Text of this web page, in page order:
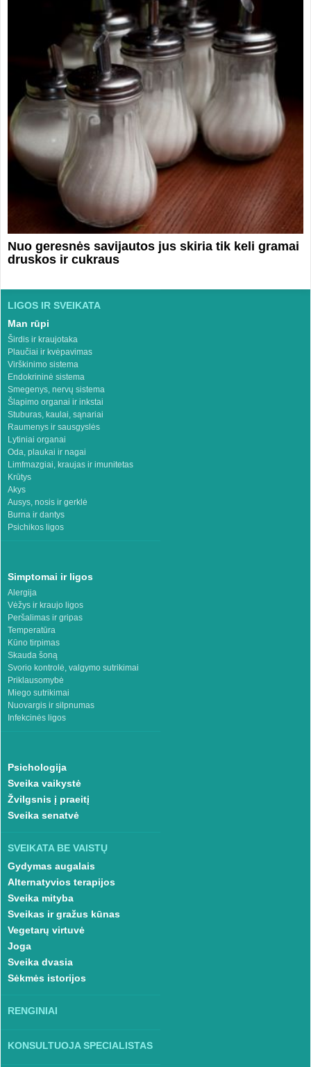
Nuo geresnės savijautos jus skiria tik keli gramai
druskos ir cukraus
LIGOS IR SVEIKATA
Man rūpi
Širdis ir kraujotaka
Plaučiai ir kvėpavimas
Virškinimo sistema
Endokrininė sistema
Smegenys, nervų sistema
Šlapimo organai ir inkstai
Stuburas, kaulai, sąnariai
Raumenys ir sausgyslės
Lytiniai organai
Oda, plaukai ir nagai
Limfmazgiai, kraujas ir imunitetas
Krūtys
Akys
Ausys, nosis ir gerklė
Burna ir dantys
Psichikos ligos
Simptomai ir ligos
Alergija
Vėžys ir kraujo ligos
Peršalimas ir gripas
Temperatūra
Kūno tirpimas
Skauda šoną
Svorio kontrolė, valgymo sutrikimai
Priklausomybė
Miego sutrikimai
Nuovargis ir silpnumas
Infekcinės ligos
Psichologija
Sveika vaikystė
Žvilgsnis į praeitį
Sveika senatvė
SVEIKATA BE VAISTŲ
Gydymas augalais
Alternatyvios terapijos
Sveika mityba
Sveikas ir gražus kūnas
Vegetarų virtuvė
Joga
Sveika dvasia
Sėkmės istorijos
RENGINIAI
KONSULTUOJA SPECIALISTAS